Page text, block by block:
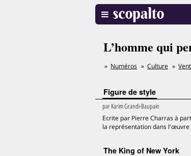
L’homme qui
Numéros Culture
Figure de style
parKarim Grandi-Baupain
Ecrite par Pierre Charras à
la représentation dans l'œuvre
The King of New York